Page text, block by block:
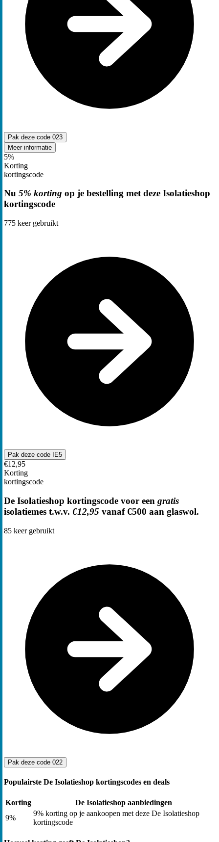
Pak deze code 023
Meer informatie
5%
Korting
kortingscode
Nu 5% korting op je bestelling met deze Isolatieshop
kortingscode
775 keer gebruikt
Pak deze code IE5
€12,95
Korting
kortingscode
De Isolatieshop kortingscode voor een gratis
isolatiemes t.w.v. €12,95 vanaf €500 aan glaswol.
85 keer gebruikt
Pak deze code 022
Populairste De Isolatieshop kortingscodes en deals
Korting
De Isolatieshop aanbiedingen
9%
9% korting op je aankoopen met deze De Isolatieshop
kortingscode